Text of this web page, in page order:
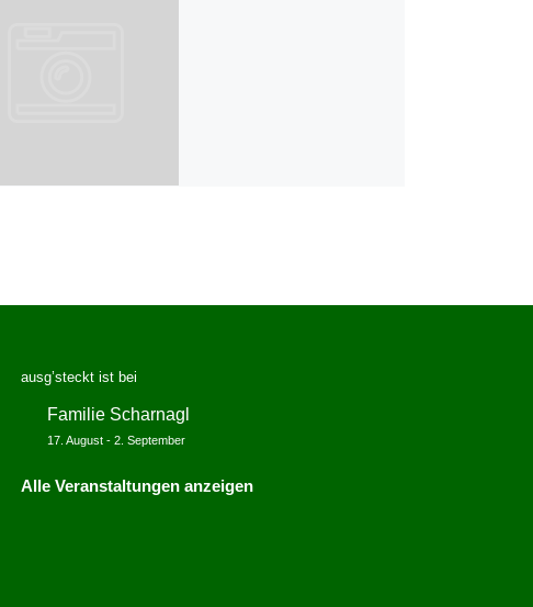
ausg’steckt ist bei
Familie Scharnagl
17. August - 2. September
Alle Veranstaltungen anzeigen